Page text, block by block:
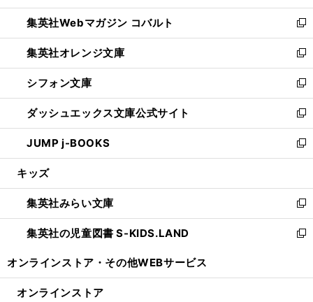
開
く
ウ
で
開
く
ン
ド
ウ
で
開
く
ウ
ィ
ン
ド
ウ
で
開
く
集英社Webマガジン コバルト
新
し
い
ウ
ィ
ン
ド
ウ
で
開
集英社オレンジ文庫
新
し
い
ウ
ィ
ン
ド
ウ
開
く
シフォン文庫
新
し
い
ウ
ィ
ン
ウ
で
開
く
ダッシュエックス文庫公式サイト
新
し
い
ウ
ン
ド
ウ
で
JUMP j-BOOKS
新
し
ウ
ィ
ン
ド
開
キッズ
集英社みらい文庫
新
し
い
ン
集英社の児童図書 S-KIDS.LAND
新
ウ
オンラインストア・ その他WEBサービス
オンラインストア